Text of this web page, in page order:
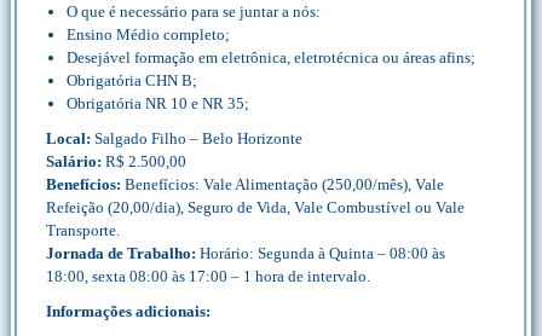
O que é necessário para se juntar a nós:
Ensino Médio completo;
Desejável formação em eletrônica, eletrotécnica ou áreas afins;
Obrigatória CHN B;
Obrigatória NR 10 e NR 35;
Local: Salgado Filho – Belo Horizonte
Salário: R$ 2.500,00
Benefícios: Benefícios: Vale Alimentação (250,00/mês), Vale
Refeição (20,00/dia), Seguro de Vida, Vale Combustível ou Vale
Transporte.
Jornada de Trabalho: Horário: Segunda à Quinta – 08:00 às
18:00, sexta 08:00 às 17:00 – 1 hora de intervalo.
Informações adicionais: